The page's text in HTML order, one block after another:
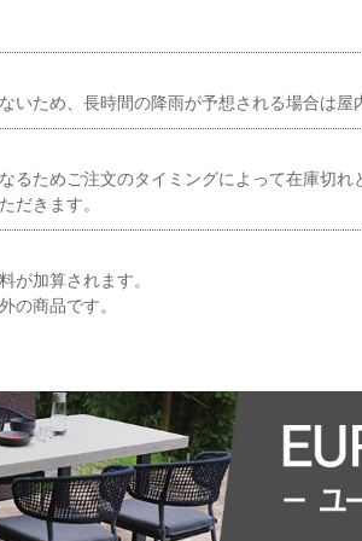
いため、長時間の降雨が予想される場合は屋
るためご注文のタイミングによって在庫切れ
だきます。
が加算されます。
の商品です。